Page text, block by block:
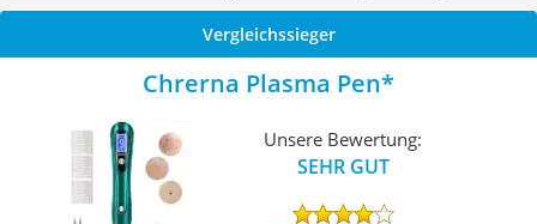
Vergleichssieger
Chrerna Plasma Pen
Unsere Bewertung:
SEHR GUT